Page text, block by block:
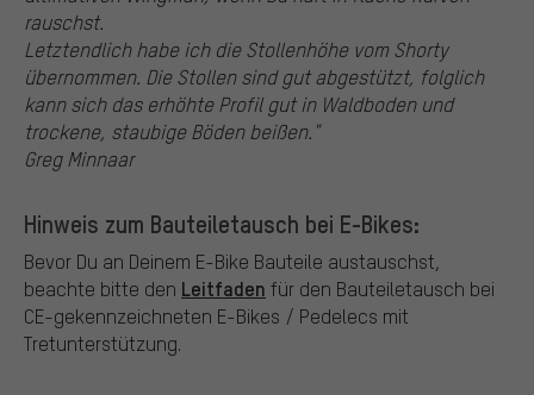
rauschst.
Letztendlich habe ich die Stollenhöhe vom Shorty
übernommen. Die Stollen sind gut abgestützt, folglich
kann sich das erhöhte Profil gut in Waldboden und
trockene, staubige Böden beißen."
Greg Minnaar
Hinweis zum Bauteiletausch bei E-Bikes:
Bevor Du an Deinem E-Bike Bauteile austauschst,
beachte bitte den Leitfaden für den Bauteiletausch bei
CE-gekennzeichneten E-Bikes / Pedelecs mit
Tretunterstützung.